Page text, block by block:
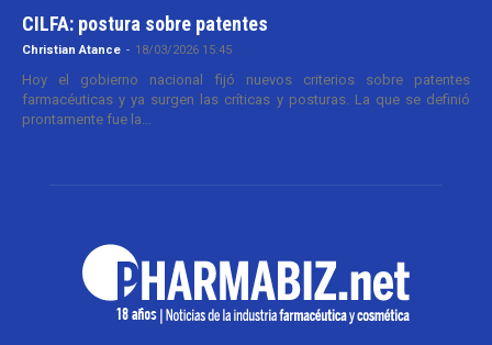
CILFA: postura sobre patentes
Christian Atance - 18/03/2026 15:45
Hoy el gobierno nacional fijó nuevos criterios sobre patentes
farmacéuticas y ya surgen las críticas y posturas. La que se definió
prontamente fue la...